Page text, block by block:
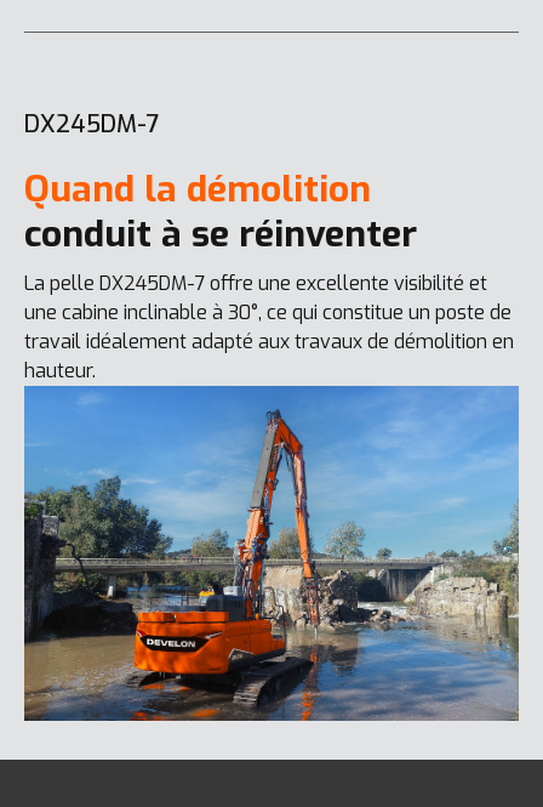
DX245DM-7
Quand la démolition
conduit à se réinventer
La pelle DX245DM-7 offre une excellente visibilité et
une cabine inclinable à 30°, ce qui constitue un poste de
travail idéalement adapté aux travaux de démolition en
hauteur.